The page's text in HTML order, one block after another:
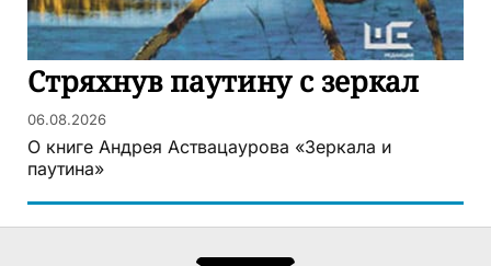
Стряхнув паутину с зеркал
06.08.2026
О книге Андрея Аствацаурова «Зеркала и
паутина»